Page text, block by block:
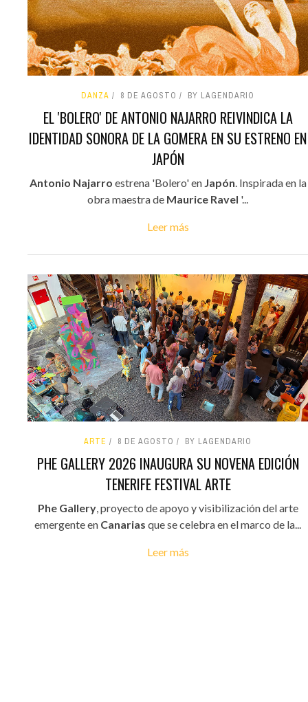
DANZA 8 DE AGOSTO BY LAGENDARIO
EL 'BOLERO' DE ANTONIO NAJARRO REIVINDICA LA
IDENTIDAD SONORA DE LA GOMERA EN SU ESTRENO EN
JAPÓN
Antonio Najarro estrena 'Bolero' en Japón. Inspirada en la
obra maestra de Maurice Ravel '...
Leer más
ARTE 8 DE AGOSTO BY LAGENDARIO
PHE GALLERY 2026 INAUGURA SU NOVENA EDICIÓN
TENERIFE FESTIVAL ARTE
Phe Gallery, proyecto de apoyo y visibilización del arte
emergente en Canarias que se celebra en el marco de la...
Leer más